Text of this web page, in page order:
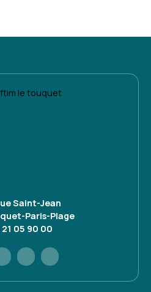
Saint-Jean
Paris-Plage
21 05 90 00